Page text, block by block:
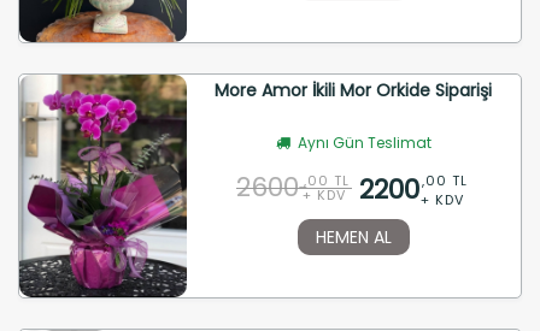
More Amor İkili Mor Orkide Siparişi
Aynı Gün Teslimat
2600 ,00 TL
+ KDV 2200,00 TL
+ KDV
HEMEN AL